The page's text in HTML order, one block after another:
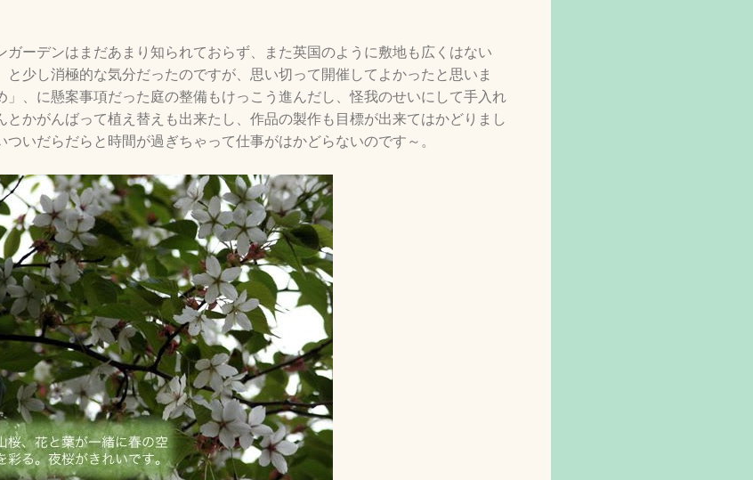
ガーデンはまだあまり知られておらず、また英国のように敷地も広くはない
と少し消極的な気分だったのですが、思い切って開催してよかったと思いま
」、に懸案事項だった庭の整備もけっこう進んだし、怪我のせいにして手入れ
とかがんばって植え替えも出来たし、作品の製作も目標が出来てはかどりまし
いだらだらと時間が過ぎちゃって仕事がはかどらないのです～。